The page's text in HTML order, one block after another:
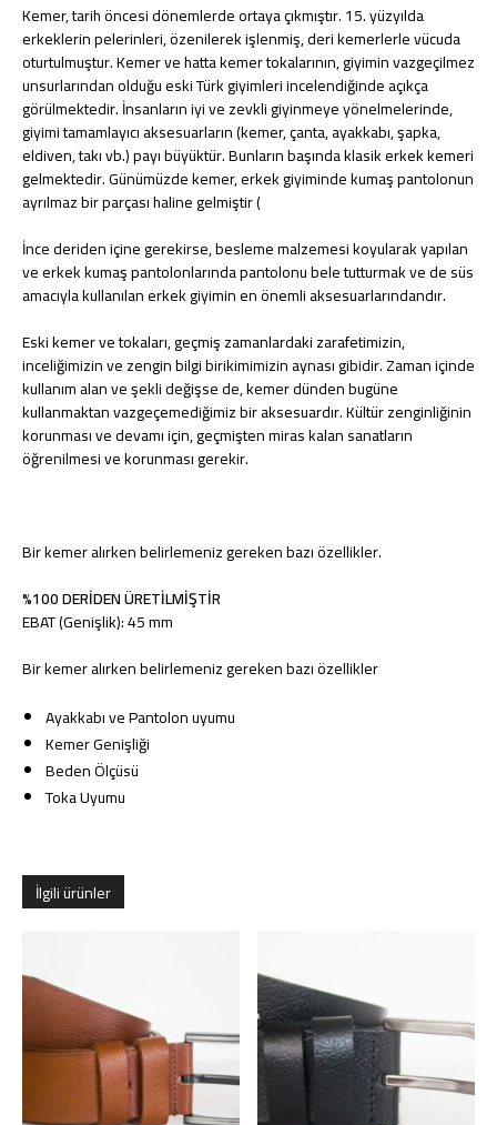
Kemer, tarih öncesi dönemlerde ortaya çıkmıştır. 15. yüzyılda
erkeklerin pelerinleri, özenilerek işlenmiş, deri kemerlerle vücuda
oturtulmuştur. Kemer ve hatta kemer tokalarının, giyimin vazgeçilmez
unsurlarından olduğu eski Türk giyimleri incelendiğinde açıkça
görülmektedir. İnsanların iyi ve zevkli giyinmeye yönelmelerinde,
giyimi tamamlayıcı aksesuarların (kemer, çanta, ayakkabı, şapka,
eldiven, takı vb.) payı büyüktür. Bunların başında klasik erkek kemeri
gelmektedir. Günümüzde kemer, erkek giyiminde kumaş pantolonun
ayrılmaz bir parçası haline gelmiştir (
İnce deriden içine gerekirse, besleme malzemesi koyularak yapılan
ve erkek kumaş pantolonlarında pantolonu bele tutturmak ve de süs
amacıyla kullanılan erkek giyimin en önemli aksesuarlarındandır.
Eski kemer ve tokaları, geçmiş zamanlardaki zarafetimizin,
inceliğimizin ve zengin bilgi birikimimizin aynası gibidir. Zaman içinde
kullanım alan ve şekli değişse de, kemer dünden bugüne
kullanmaktan vazgeçemediğimiz bir aksesuardır. Kültür zenginliğinin
korunması ve devamı için, geçmişten miras kalan sanatların
öğrenilmesi ve korunması gerekir.
Bir kemer alırken belirlemeniz gereken bazı özellikler.
%100 DERİDEN ÜRETİLMİŞTİR
EBAT (Genişlik): 45 mm
Bir kemer alırken belirlemeniz gereken bazı özellikler
Ayakkabı ve Pantolon uyumu
Kemer Genişliği
Beden Ölçüsü
Toka Uyumu
İlgili ürünler